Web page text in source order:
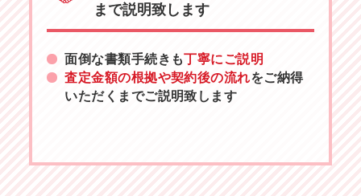
まで説明致します
面倒な書類手続きも丁寧にご説明
査定金額の根拠や契約後の流れをご納得
いただくまでご説明致します